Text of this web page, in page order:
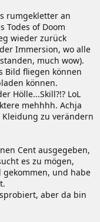
rumgekletter an
Todes of Doom
wieder zurück
Immersion, wo alle
much wow).
Bild fliegen können
können.
Hölle...Skill?!? LoL
mehhhh. Achja
zu verändern
Cent ausgegeben,
es zu mögen,
gekommen, und habe
aber da bin